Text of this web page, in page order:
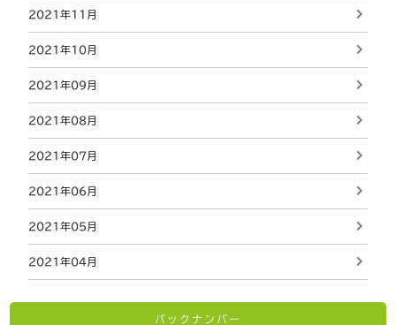
2021年11月
2021年10月
2021年09月
2021年08月
2021年07月
2021年06月
2021年05月
2021年04月
バックナンバー